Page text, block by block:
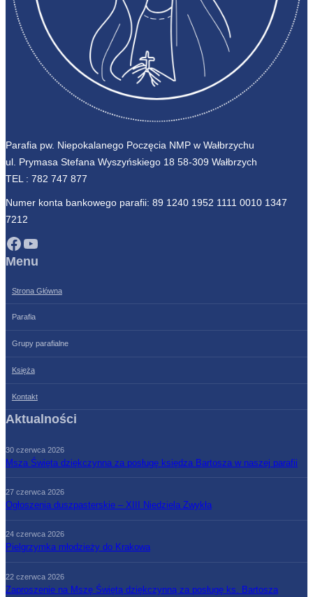
Parafia pw. Niepokalanego Poczęcia NMP w Wałbrzychu
ul. Prymasa Stefana Wyszyńskiego 18 58-309 Wałbrzych
TEL : 782 747 877
Numer konta bankowego parafii: 89 1240 1952 1111 0010 1347
7212
Facebook YouTube
Menu
Strona Główna
Parafia
Grupy parafialne
Księża
Kontakt
Aktualności
30 czerwca 2026
Msza Święta dziękczynna za posługę księdza Bartosza w naszej parafii
27 czerwca 2026
Ogłoszenia duszpasterskie – XIII Niedziela Zwykła
24 czerwca 2026
Pielgrzymka młodzieży do Krakowa
22 czerwca 2026
Zaproszenie na Mszę Świętą dziękczynną za posługę ks. Bartosza